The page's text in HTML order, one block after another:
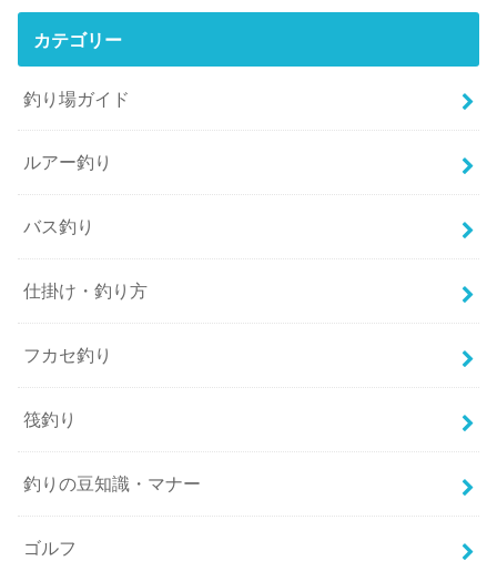
カテゴリー
釣り場ガイド
ルアー釣り
バス釣り
仕掛け・釣り方
フカセ釣り
筏釣り
釣りの豆知識・マナー
ゴルフ